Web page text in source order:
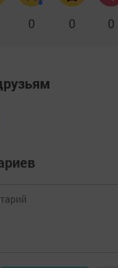
0 0 0